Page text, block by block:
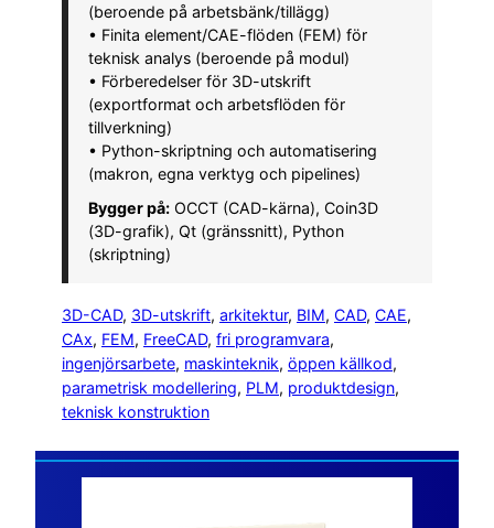
(beroende på arbetsbänk/tillägg)
• Finita element/CAE-flöden (FEM) för
teknisk analys (beroende på modul)
• Förberedelser för 3D-utskrift
(exportformat och arbetsflöden för
tillverkning)
• Python-skriptning och automatisering
(makron, egna verktyg och pipelines)
Bygger på: OCCT (CAD-kärna), Coin3D
(3D-grafik), Qt (gränssnitt), Python
(skriptning)
3D-CAD, 3D-utskrift, arkitektur, BIM, CAD, CAE
CAx, FEM, FreeCAD, fri programvara
ingenjörsarbete, maskinteknik, öppen källkod
parametrisk modellering, PLM, produktdesign
teknisk konstruktion